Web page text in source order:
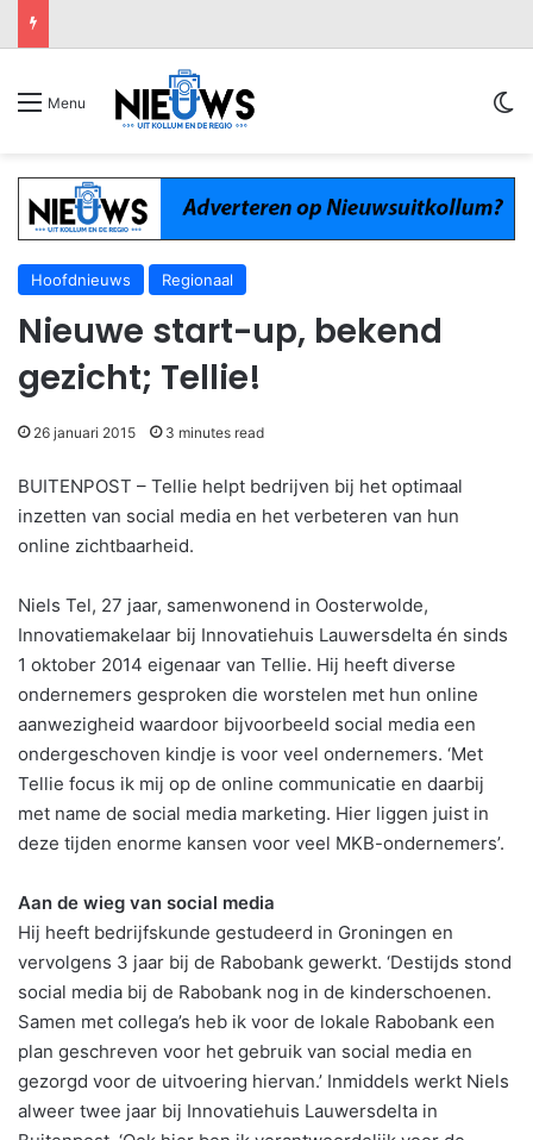
Menu
Hoofdnieuws Regionaal
Nieuwe start-up, bekend
gezicht; Tellie!
26 januari 2015 3 minutes read
BUITENPOST – Tellie helpt bedrijven bij het optimaal
inzetten van social media en het verbeteren van hun
online zichtbaarheid.
Niels Tel, 27 jaar, samenwonend in Oosterwolde,
Innovatiemakelaar bij Innovatiehuis Lauwersdelta én sinds
1 oktober 2014 eigenaar van Tellie. Hij heeft diverse
ondernemers gesproken die worstelen met hun online
aanwezigheid waardoor bijvoorbeeld social media een
ondergeschoven kindje is voor veel ondernemers. ‘Met
Tellie focus ik mij op de online communicatie en daarbij
met name de social media marketing. Hier liggen juist in
deze tijden enorme kansen voor veel MKB-ondernemers’.
Aan de wieg van social media
Hij heeft bedrijfskunde gestudeerd in Groningen en
vervolgens 3 jaar bij de Rabobank gewerkt. ‘Destijds stond
social media bij de Rabobank nog in de kinderschoenen.
Samen met collega’s heb ik voor de lokale Rabobank een
plan geschreven voor het gebruik van social media en
gezorgd voor de uitvoering hiervan.’ Inmiddels werkt Niels
alweer twee jaar bij Innovatiehuis Lauwersdelta in